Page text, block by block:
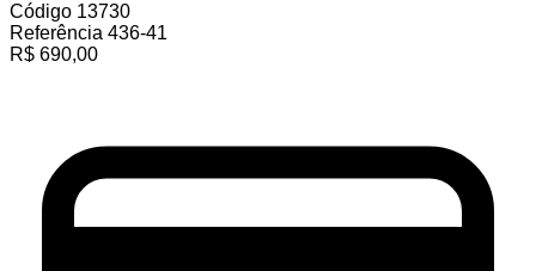
Código 13730
Referência 436-41
R$ 690,00